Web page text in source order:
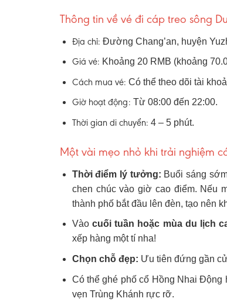
Thông tin về vé đi cáp treo sông
Địa chỉ: Đường Chang’an, huyện
Giá vé: Khoảng 20 RMB (khoảng
Cách mua vé: Có thể theo dõi tài
Giờ hoạt động: Từ 08:00 đến 22:00.
Thời gian di chuyển: 4 – 5 phút.
Một vài mẹo nhỏ khi trải nghiệm
Thời điểm lý tưởng: Buổi sáng
chen chúc vào giờ cao điểm. Nếu
thành phố bắt đầu lên đèn, tạo nên
Vào cuối tuần hoặc mùa du lịch
xếp hàng một tí nha!
Chọn chỗ đẹp: Ưu tiên đứng gần
Có thể ghé phố cổ Hồng Nhai Động
vẹn Trùng Khánh rực rỡ.